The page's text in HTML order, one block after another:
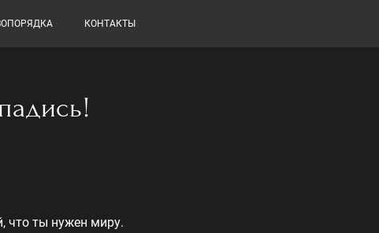
КОНТАКТЫ
что ты нужен миру.